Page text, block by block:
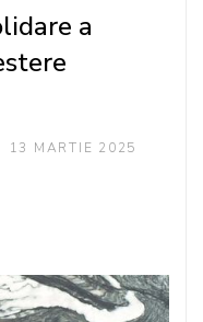
a
13 MARTIE 2025